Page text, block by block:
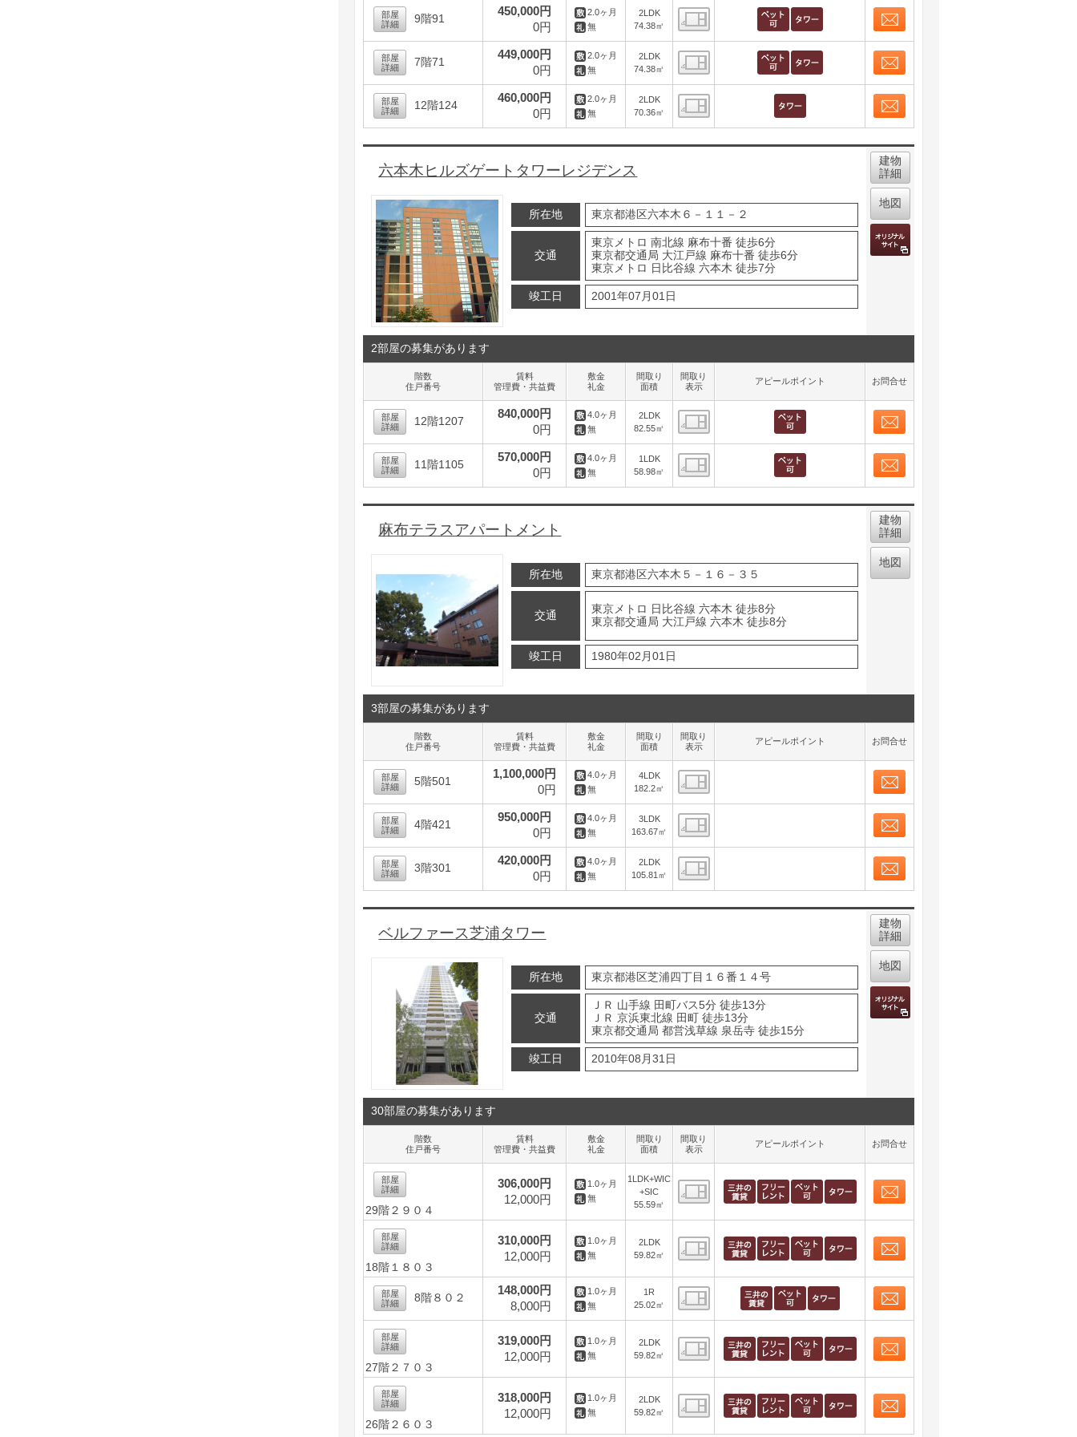
部屋
詳細
9階91
450,000円
0円
2.0ヶ月
無
2LDK
74.38㎡
間取り表示
部屋
詳細
7階71
449,000円
0円
2.0ヶ月
無
2LDK
74.38㎡
間取り表示
部屋
詳細
12階124
460,000円
0円
2.0ヶ月
無
2LDK
70.36㎡
間取り表示
六本木ヒルズゲートタワーレジデンス
所在地 東京都港区六本木６－１１－２
交通
東京メトロ 南北線 麻布十番 徒歩6分
東京都交通局 大江戸線 麻布十番 徒歩6分
東京メトロ 日比谷線 六本木 徒歩7分
竣工日 2001年07月01日
建物
詳細
地図
2部屋の募集があります
階数
住戸番号
賃料
管理費・共益費
敷金
礼金
間取り
面積
間取り
表示
アピールポイント お問合せ
部屋
詳細
12階1207
840,000円
0円
4.0ヶ月
無
2LDK
82.55㎡
間取り表示
部屋
詳細
11階1105
570,000円
0円
4.0ヶ月
無
1LDK
58.98㎡
間取り表示
麻布テラスアパートメント
所在地 東京都港区六本木５－１６－３５
交通
東京メトロ 日比谷線 六本木 徒歩8分
東京都交通局 大江戸線 六本木 徒歩8分
竣工日 1980年02月01日
建物
詳細
地図
3部屋の募集があります
階数
住戸番号
賃料
管理費・共益費
敷金
礼金
間取り
面積
間取り
表示
アピールポイント お問合せ
部屋
詳細
5階501
1,100,000円
0円
4.0ヶ月
無
4LDK
182.2㎡
間取り表示
部屋
詳細
4階421
950,000円
0円
4.0ヶ月
無
3LDK
163.67㎡
間取り表示
部屋
詳細
3階301
420,000円
0円
4.0ヶ月
無
2LDK
105.81㎡
間取り表示
ベルファース芝浦タワー
所在地 東京都港区芝浦四丁目１６番１４号
交通
ＪＲ 山手線 田町バス5分 徒歩13分
ＪＲ 京浜東北線 田町 徒歩13分
東京都交通局 都営浅草線 泉岳寺 徒歩15分
竣工日 2010年08月31日
建物
詳細
地図
30部屋の募集があります
階数
住戸番号
賃料
管理費・共益費
敷金
礼金
間取り
面積
間取り
表示
アピールポイント お問合せ
部屋
詳細
29階２９０４
306,000円
12,000円
1.0ヶ月
無
1LDK+WIC
+SIC
55.59㎡
部屋
詳細
18階１８０３
310,000円
12,000円
1.0ヶ月
無
2LDK
59.82㎡
部屋
詳細
8階８０２
148,000円
8,000円
1.0ヶ月
無
1R
25.02㎡
間取り表示
部屋
詳細
27階２７０３
319,000円
12,000円
1.0ヶ月
無
2LDK
59.82㎡
部屋
詳細
26階２６０３
318,000円
12,000円
1.0ヶ月
無
2LDK
59.82㎡